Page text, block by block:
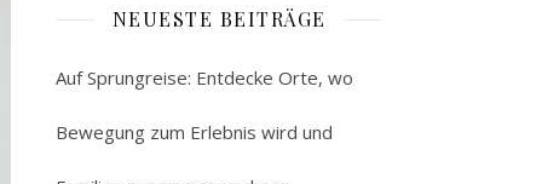
NEUESTE BEITRÄGE
Auf Sprungreise: Entdecke Orte, wo
Bewegung zum Erlebnis wird und